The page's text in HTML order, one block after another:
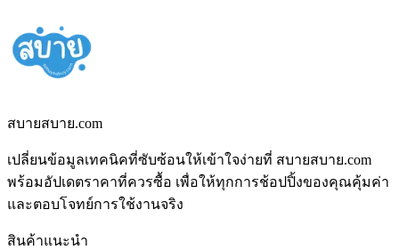
สบายสบาย.com
เปลี่ยนข้อมูลเทคนิคที่ซับซ้อนให้เข้าใจง่ายที่ สบายสบาย.com
พร้อมอัปเดตราคาที่ควรซื้อ เพื่อให้ทุกการช้อปปิ้งของคุณคุ้มค่า
และตอบโจทย์การใช้งานจริง
สินค้าแนะนำ